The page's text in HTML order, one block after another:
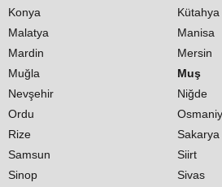
Konya
Kütahya
Malatya
Manisa
Mardin
Mersin
Muğla
Muş
Nevşehir
Niğde
Ordu
Rize
Sakarya
Samsun
Siirt
Sinop
Sivas